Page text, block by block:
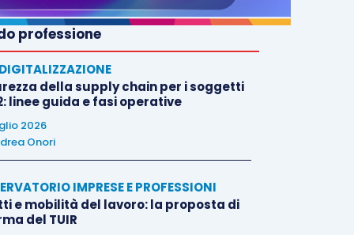
professione
della supply chain per i soggetti
linee guida e fasi operative
2026
Onori
IMPRESE E PROFESSIONI
e mobilità del lavoro: la proposta di
del TUIR